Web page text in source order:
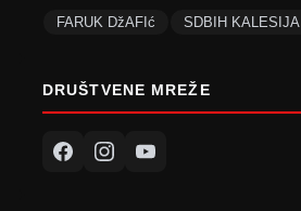
FARUK DžAFIć SDBIH KALESIJA
DRUŠTVENE MREŽE